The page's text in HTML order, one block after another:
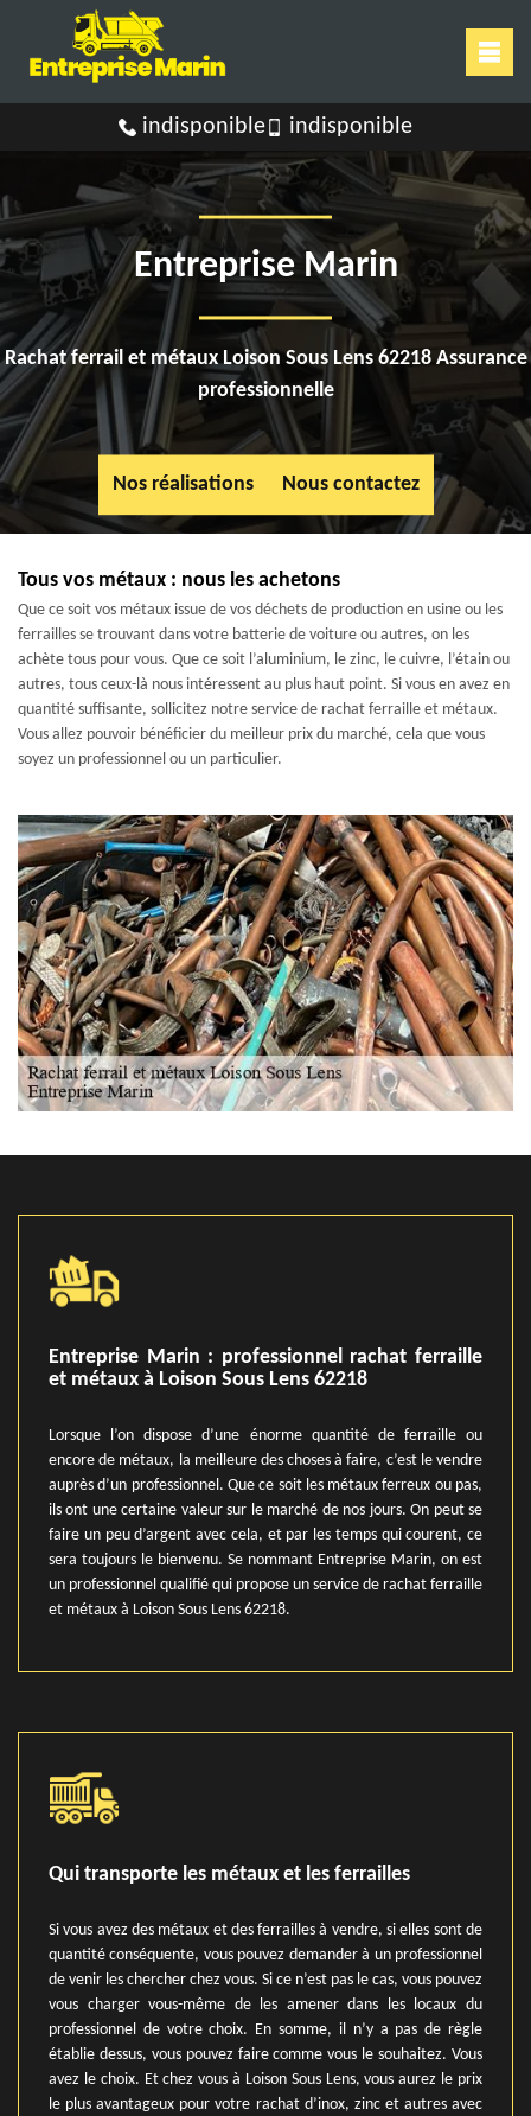
indisponible indisponible
Entreprise Marin
Rachat ferrail et métaux Loison Sous Lens 62218 Assurance
professionnelle
Nos réalisations Nous contactez
Tous vos métaux : nous les achetons
Que ce soit vos métaux issue de vos déchets de production en usine ou les
ferrailles se trouvant dans votre batterie de voiture ou autres, on les
achète tous pour vous. Que ce soit l’aluminium, le zinc, le cuivre, l’étain ou
autres, tous ceux-là nous intéressent au plus haut point. Si vous en avez en
quantité suffisante, sollicitez notre service de rachat ferraille et métaux.
Vous allez pouvoir bénéficier du meilleur prix du marché, cela que vous
soyez un professionnel ou un particulier.
Entreprise Marin : professionnel rachat ferraille
et métaux à Loison Sous Lens 62218
Lorsque l’on dispose d’une énorme quantité de ferraille ou
encore de métaux, la meilleure des choses à faire, c’est le vendre
auprès d’un professionnel. Que ce soit les métaux ferreux ou pas,
ils ont une certaine valeur sur le marché de nos jours. On peut se
faire un peu d’argent avec cela, et par les temps qui courent, ce
sera toujours le bienvenu. Se nommant Entreprise Marin, on est
un professionnel qualifié qui propose un service de rachat ferraille
et métaux à Loison Sous Lens 62218.
Qui transporte les métaux et les ferrailles
Si vous avez des métaux et des ferrailles à vendre, si elles sont de
quantité conséquente, vous pouvez demander à un professionnel
de venir les chercher chez vous. Si ce n’est pas le cas, vous pouvez
vous charger vous-même de les amener dans les locaux du
professionnel de votre choix. En somme, il n’y a pas de règle
établie dessus, vous pouvez faire comme vous le souhaitez. Vous
avez le choix. Et chez vous à Loison Sous Lens, vous aurez le prix
le plus avantageux pour votre rachat d’inox, zinc et autres avec